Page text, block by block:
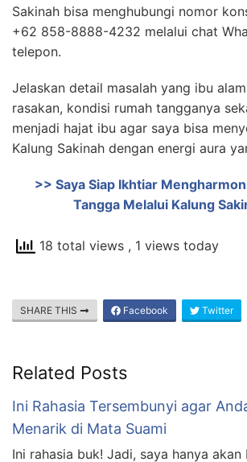
Sakinah bisa menghubungi nomor
+62 858-8888-4232 melalui chat
telepon.
Jelaskan detail masalah yang ibu
rasakan, kondisi rumah tangganya
menjadi hajat ibu agar saya bisa
Kalung Sakinah dengan energi aura
>> Saya Siap Ikhtiar
Tangga Melalui Kalung
18 total views , 1 views today
SHARE THIS Facebook Twitter
Related Posts
Ini Rahasia Tersembunyi agar
Menarik di Mata Suami
Ini rahasia buk! Jadi, saya hanya akan